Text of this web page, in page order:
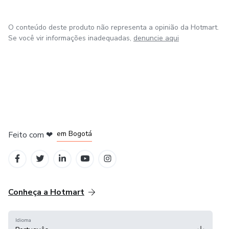
O conteúdo deste produto não representa a opinião da Hotmart.
Se você vir informações inadequadas, denuncie aqui
Feito com ❤ em Bogotá
Conheça a Hotmart
Idioma